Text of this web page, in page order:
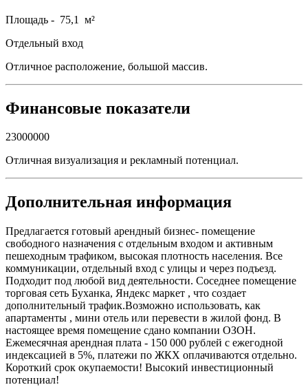
Площадь - 75,1 м²
Отдельный вход
Отличное расположение, большой массив.
Финансовые показатели
23000000
Отличная визуализация и рекламный потенциал.
Дополнительная информация
Предлагается готовый арендный бизнес- помещение
свободного назначения с отдельным входом и активным
пешеходным трафиком, высокая плотность населения. Все
коммуникации, отдельный вход с улицы и через подъезд.
Подходит под любой вид деятельности. Соседнее помещение
торговая сеть Буханка, Яндекс маркет , что создает
дополнительный трафик.Возможно использовать, как
апартаменты , мини отель или перевести в жилой фонд. В
настоящее время помещение сдано компании ОЗОН.
Ежемесячная арендная плата - 150 000 рублей с ежегодной
индексацией в 5%, платежи по ЖКХ оплачиваются отдельно.
Короткий срок окупаемости! Высокий инвестиционный
потенциал!